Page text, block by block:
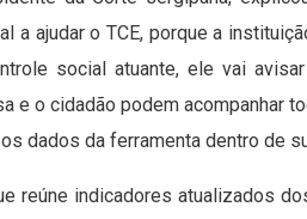
a ajudar o TCE, porque a
social atuante, ele vai
e o cidadão podem acompanhar
dados da ferramenta dentro de
reúne indicadores atualizados